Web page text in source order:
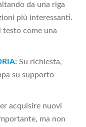
da una riga
più interessanti.
come una
Su richiesta,
su supporto
acquisire nuovi
ma non